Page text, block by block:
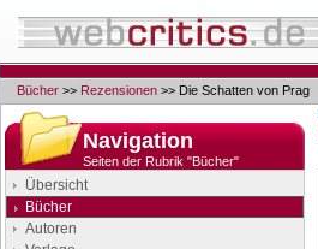
Bücher >> Rezensionen >> Die Schatten von Prag
Navigation
Seiten der Rubrik "Bücher"
Übersicht
Bücher
Autoren